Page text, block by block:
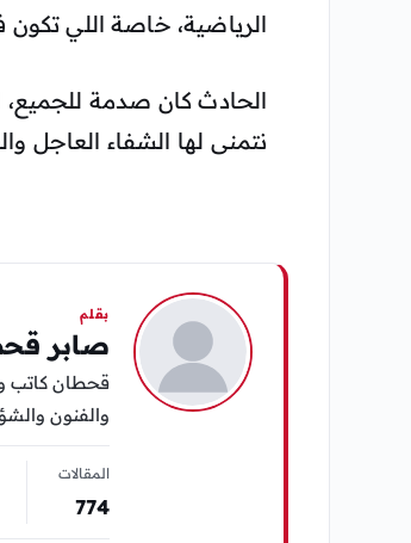
الرياضية، خاصة اللي
الحادث كان صدمة للجميع،
نتمنى لها الشفاء العاجل
بقلم
صابر
قحطان كاتب
والفنون
المقالات
774